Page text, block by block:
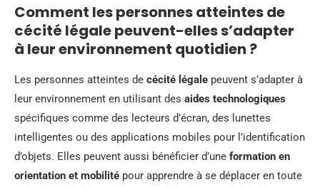
Comment les personnes atteintes de
cécité légale peuvent-elles s’adapter
à leur environnement quotidien ?
Les personnes atteintes de cécité légale peuvent s’adapter à
leur environnement en utilisant des aides technologiques
spécifiques comme des lecteurs d’écran, des lunettes
intelligentes ou des applications mobiles pour l’identification
d’objets. Elles peuvent aussi bénéficier d’une formation en
orientation et mobilité pour apprendre à se déplacer en toute